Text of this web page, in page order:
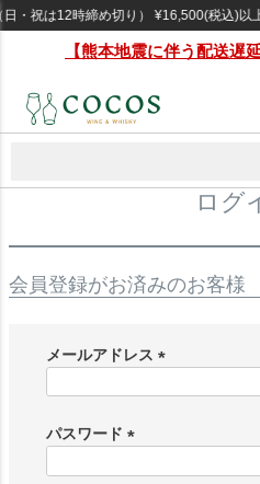
・祝は12時締め切り） ¥16,500(税込)以
【熊本地震に伴う配送遅
ログ
会員登録がお済みのお客様
メールアドレス
)
パスワード